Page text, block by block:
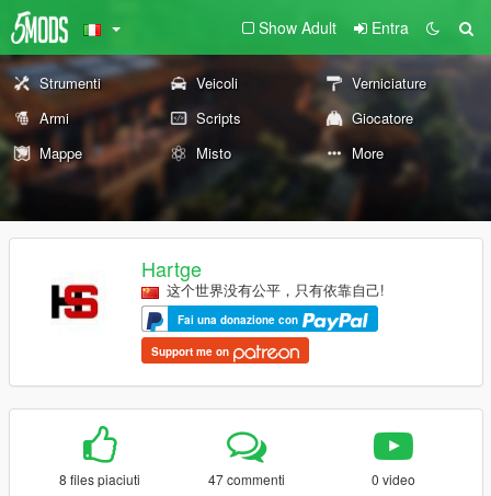
Show Adult Entra
Strumenti Veicoli
Verniciature
Armi
Scripts
Giocatore
Mappe
Misto More
Hartge
这个世界没有公平，只有依靠自己!
Fai una donazione con
Support me on
8 files piaciuti 47 commenti 0 video